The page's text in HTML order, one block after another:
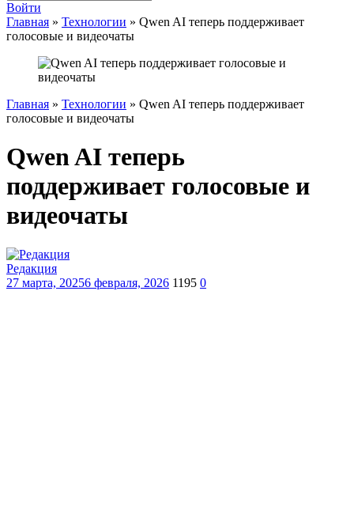
Войти
Главная » Технологии » Qwen AI теперь поддерживает
голосовые и видеочаты
Главная » Технологии » Qwen AI теперь поддерживает
голосовые и видеочаты
Qwen AI теперь
поддерживает голосовые и
видеочаты
Редакция
27 марта, 20256 февраля, 2026 1195 0